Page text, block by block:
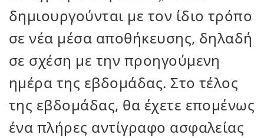
δημιουργούνται με τον ίδιο τρόπο
σε νέα μέσα αποθήκευσης, δηλαδή
σε σχέση με την προηγούμενη
ημέρα της εβδομάδας. Στο τέλος
της εβδομάδας, θα έχετε επομένως
ένα πλήρες αντίγραφο ασφαλείας